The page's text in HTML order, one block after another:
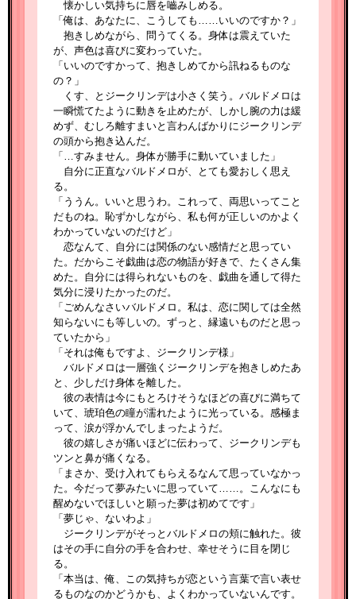
懐かしい気持ちに唇を嚙みしめる。
「俺は、あなたに、こうしても……いいのですか？」
抱きしめながら、問うてくる。身体は震えていた
が、声色は喜びに変わっていた。
「いいのですかって、抱きしめてから訊ねるものな
の？」
くす、とジークリンデは小さく笑う。バルドメロは
一瞬慌てたように動きを止めたが、しかし腕の力は緩
めず、むしろ離すまいと言わんばかりにジークリンデ
の頭から抱き込んだ。
「…すみません。身体が勝手に動いていました」
自分に正直なバルドメロが、とても愛おしく思え
る。
「ううん。いいと思うわ。これって、両思いってこと
だものね。恥ずかしながら、私も何が正しいのかよく
わかっていないのだけど」
恋なんて、自分には関係のない感情だと思ってい
た。だからこそ戯曲は恋の物語が好きで、たくさん集
めた。自分には得られないものを、戯曲を通して得た
気分に浸りたかったのだ。
「ごめんなさいバルドメロ。私は、恋に関しては全然
知らないにも等しいの。ずっと、縁遠いものだと思っ
ていたから」
「それは俺もですよ、ジークリンデ様」
バルドメロは一層強くジークリンデを抱きしめたあ
と、少しだけ身体を離した。
彼の表情は今にもとろけそうなほどの喜びに満ちて
いて、琥珀色の瞳が濡れたように光っている。感極ま
って、涙が浮かんでしまったようだ。
彼の嬉しさが痛いほどに伝わって、ジークリンデも
ツンと鼻が痛くなる。
「まさか、受け入れてもらえるなんて思っていなかっ
た。今だって夢みたいに思っていて……。こんなにも
醒めないでほしいと願った夢は初めてです」
「夢じゃ、ないわよ」
ジークリンデがそっとバルドメロの頬に触れた。彼
はその手に自分の手を合わせ、幸せそうに目を閉じ
る。
「本当は、俺、この気持ちが恋という言葉で言い表せ
るものなのかどうかも、よくわかっていないんです。